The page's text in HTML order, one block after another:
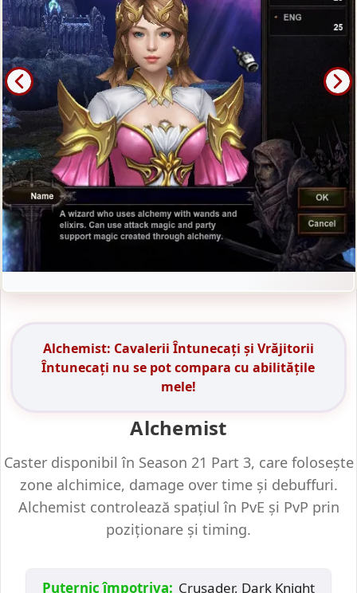
Alchemist: Cavalerii Întunecați și Vrăjitorii
Întunecați nu se pot compara cu abilitățile
mele!
Alchemist
Caster disponibil în Season 21 Part 3, care folosește
zone alchimice, damage over time și debuffuri.
Alchemist controlează spațiul în PvE și PvP prin
poziționare și timing.
Puternic împotriva: Crusader, Dark Knight